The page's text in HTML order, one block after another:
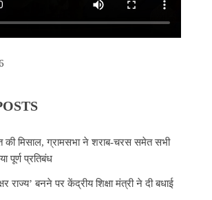
की मिसाल, ग्रामसभा ने शराब-चरस समेत सभी
पूर्ण प्रतिबंध
राज्य’ बनने पर केंद्रीय शिक्षा मंत्री ने दी बधाई